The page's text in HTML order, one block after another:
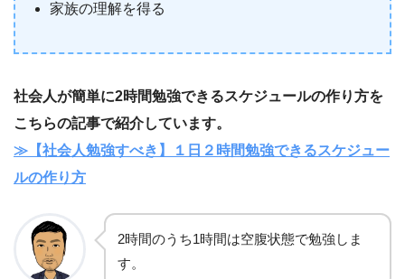
家族の理解を得る
社会人が簡単に2時間勉強できるスケジュールの作り方を
こちらの記事で紹介しています。
≫【社会人勉強すべき】１日２時間勉強できるスケジュー
ルの作り方
2時間のうち1時間は空腹状態で勉強しま
す。